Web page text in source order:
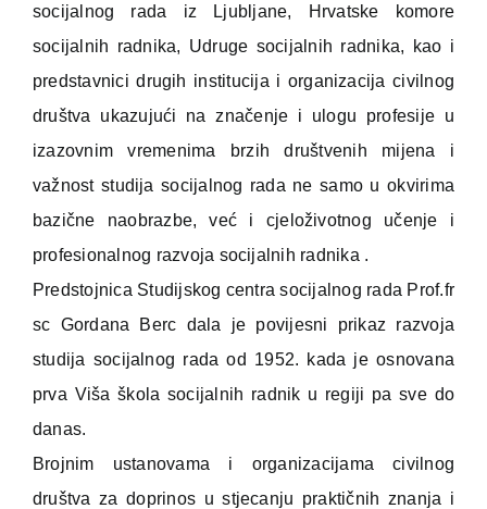
socijalnog rada iz Ljubljane, Hrvatske komore
socijalnih radnika, Udruge socijalnih radnika, kao i
predstavnici drugih institucija i organizacija civilnog
društva ukazujući na značenje i ulogu profesije u
izazovnim vremenima brzih društvenih mijena i
važnost studija socijalnog rada ne samo u okvirima
bazične naobrazbe, već i cjeloživotnog učenje i
profesionalnog razvoja socijalnih radnika .
Predstojnica Studijskog centra socijalnog rada Prof.fr
sc Gordana Berc dala je povijesni prikaz razvoja
studija socijalnog rada od 1952. kada je osnovana
prva Viša škola socijalnih radnik u regiji pa sve do
danas.
Brojnim ustanovama i organizacijama civilnog
društva za doprinos u stjecanju praktičnih znanja i